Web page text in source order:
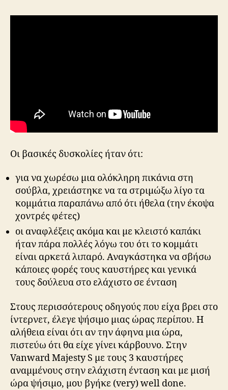
Οι βασικές δυσκολίες ήταν ότι:
για να χωρέσω μια ολόκληρη πικάνια στη
σούβλα, χρειάστηκε να τα στριμώξω λίγο τα
κομμάτια παραπάνω από ότι ήθελα (την έκοψα
χοντρές φέτες)
οι αναφλέξεις ακόμα και με κλειστό καπάκι
ήταν πάρα πολλές λόγω του ότι το κομμάτι
είναι αρκετά λιπαρό. Αναγκάστηκα να σβήσω
κάποιες φορές τους καυστήρες και γενικά
τους δούλευα στο ελάχιστο σε ένταση
Στους περισσότερους οδηγούς που είχα βρει στο
ίντερνετ, έλεγε ψήσιμο μιας ώρας περίπου. Η
αλήθεια είναι ότι αν την άφηνα μια ώρα,
πιστεύω ότι θα είχε γίνει κάρβουνο. Στην
Vanward Majesty S με τους 3 καυστήρες
αναμμένους στην ελάχιστη ένταση και με μισή
ώρα ψήσιμο, μου βγήκε (very) well done.